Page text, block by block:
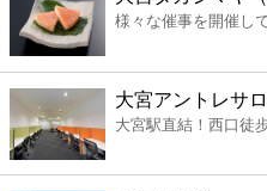
エンタメ
レジャー
書店
様々な催事を開催し
大宮アントレサ
大宮駅直結！西口徒